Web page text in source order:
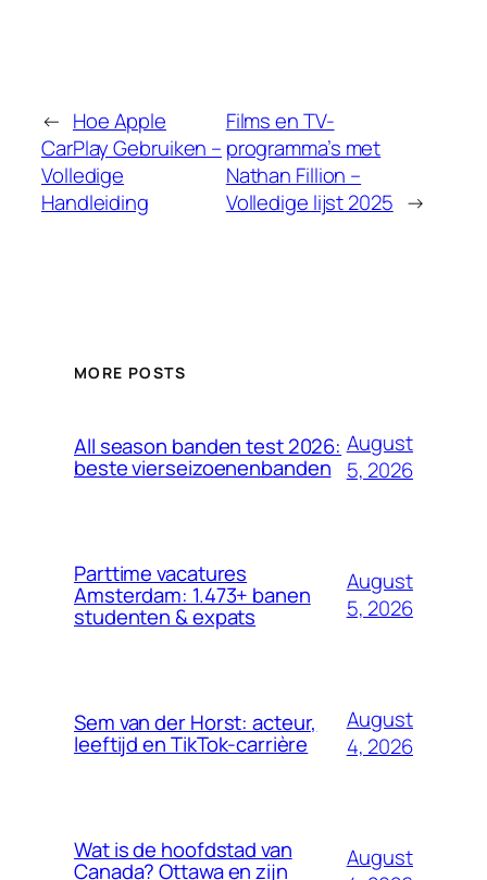
← Hoe Apple
CarPlay Gebruiken –
Volledige
Handleiding
Films en TV-
programma’s met
Nathan Fillion –
Volledige lijst 2025 →
MORE POSTS
All season banden test 2026:
beste vierseizoenenbanden
August
5, 2026
Parttime vacatures
Amsterdam: 1.473+ banen
studenten & expats
August
5, 2026
Sem van der Horst: acteur,
leeftijd en TikTok-carrière
August
4, 2026
Wat is de hoofdstad van
Canada? Ottawa en zijn
August